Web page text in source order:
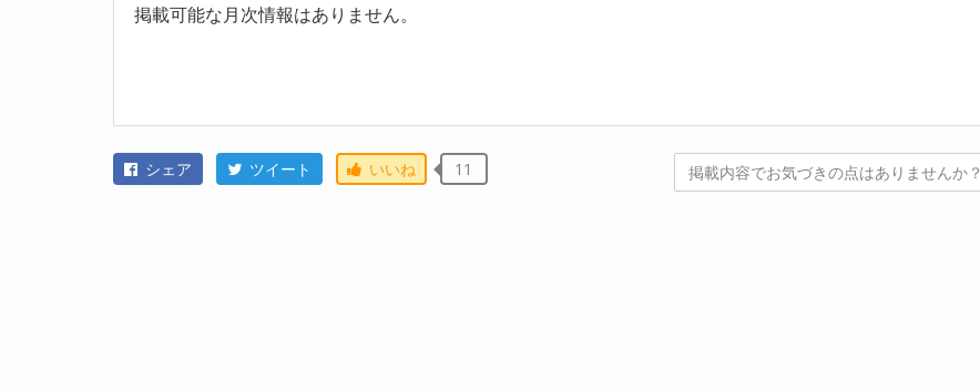
掲載可能な月次情報はありません。
シェア ツイート いいね 11 掲載内容でお気づきの点はありませんか？